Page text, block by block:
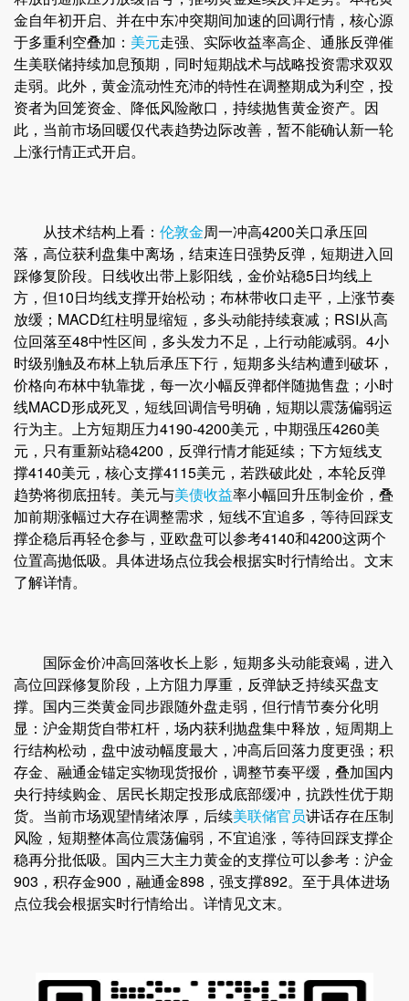
金自年初开启、并在中东冲突期间加速的回调行情，核心源
于多重利空叠加： 美元走强、实际收益率高企、通胀反弹催
生美联储持续加息预期，同时短期战术与战略投资需求双双
走弱。此外，黄金流动性充沛的特性在调整期成为利空，投
资者为回笼资金、降低风险敞口，持续抛售黄金资产。因
此，当前市场回暖仅代表趋势边际改善，暂不能确认新一轮
上涨行情正式开启。
从技术结构上看： 伦敦金周一冲高4200关口承压回
落，高位获利盘集中离场，结束连日强势反弹，短期进入回
踩修复阶段。日线收出带上影阳线，金价站稳5日均线上
方，但10日均线支撑开始松动；布林带收口走平，上涨节奏
放缓；MACD红柱明显缩短，多头动能持续衰减；RSI从高
位回落至48中性区间，多头发力不足，上行动能减弱。4小
时级别触及布林上轨后承压下行，短期多头结构遭到破坏，
价格向布林中轨靠拢，每一次小幅反弹都伴随抛售盘；小时
线MACD形成死叉，短线回调信号明确，短期以震荡偏弱运
行为主。上方短期压力4190-4200美元，中期强压4260美
元，只有重新站稳4200，反弹行情才能延续；下方短线支
撑4140美元，核心支撑4115美元，若跌破此处，本轮反弹
趋势将彻底扭转。美元与美债收益率小幅回升压制金价，叠
加前期涨幅过大存在调整需求，短线不宜追多，等待回踩支
撑企稳后再轻仓参与，亚欧盘可以参考4140和4200这两个
位置高抛低吸。具体进场点位我会根据实时行情给出。文末
了解详情。
国际金价冲高回落收长上影，短期多头动能衰竭，进入
高位回踩修复阶段，上方阻力厚重，反弹缺乏持续买盘支
撑。国内三类黄金同步跟随外盘走弱，但行情节奏分化明
显：沪金期货自带杠杆，场内获利抛盘集中释放，短周期上
行结构松动，盘中波动幅度最大，冲高后回落力度更强；积
存金、融通金锚定实物现货报价，调整节奏平缓，叠加国内
央行持续购金、居民长期定投形成底部缓冲，抗跌性优于期
货。当前市场观望情绪浓厚，后续美联储官员讲话存在压制
风险，短期整体高位震荡偏弱，不宜追涨，等待回踩支撑企
稳再分批低吸。国内三大主力黄金的支撑位可以参考：沪金
903，积存金900，融通金898，强支撑892。至于具体进场
点位我会根据实时行情给出。详情见文末。